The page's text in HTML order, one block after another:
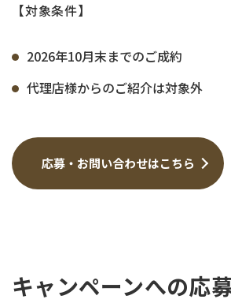
【対象条件】
2026年10月末までのご成約
代理店様からのご紹介は対象外
応募・お問い合わせはこちら
キャンペーンへの応